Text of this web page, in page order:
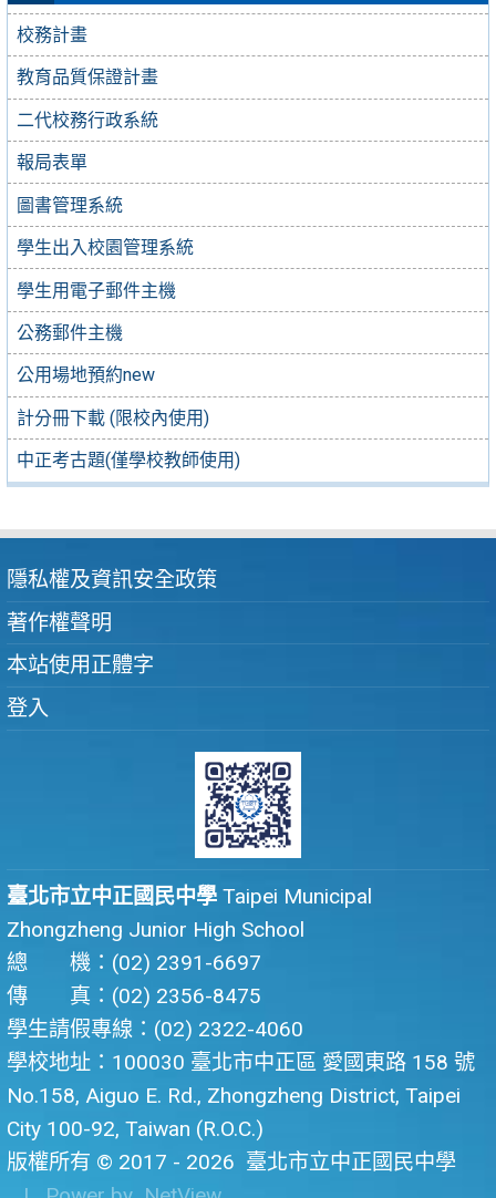
校務計畫
教育品質保證計畫
二代校務行政系統
報局表單
圖書管理系統
學生出入校園管理系統
學生用電子郵件主機
公務郵件主機
公用場地預約new
計分冊下載 (限校內使用)
中正考古題(僅學校教師使用)
隱私權及資訊安全政策
著作權聲明
本站使用正體字
登入
臺北市立中正國民中學 Taipei Municipal
Zhongzheng Junior High School
總 機：(02) 2391-6697
傳 真：(02) 2356-8475
學生請假專線：(02) 2322-4060
學校地址：100030 臺北市中正區 愛國東路 158 號
No.158, Aiguo E. Rd., Zhongzheng District, Taipei
City 100-92, Taiwan (R.O.C.)
版權所有 © 2017 - 2026 臺北市立中正國民中學